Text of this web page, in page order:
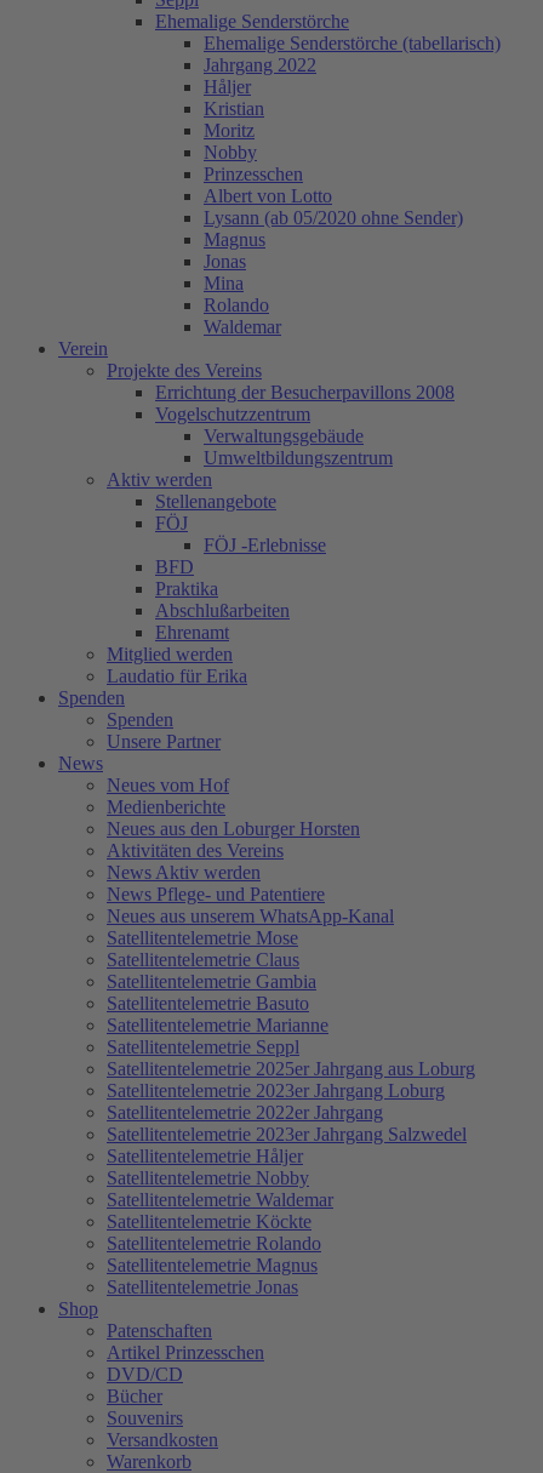
Ehemalige Senderstörche
Ehemalige Senderstörche (tabellarisch)
Jahrgang 2022
Håljer
Kristian
Moritz
Nobby
Prinzesschen
Albert von Lotto
Lysann (ab 05/2020 ohne Sender)
Magnus
Jonas
Mina
Rolando
Waldemar
Verein
Projekte des Vereins
Errichtung der Besucherpavillons 2008
Vogelschutzzentrum
Verwaltungsgebäude
Umweltbildungszentrum
Aktiv werden
Stellenangebote
FÖJ
FÖJ -Erlebnisse
BFD
Praktika
Abschlußarbeiten
Ehrenamt
Mitglied werden
Laudatio für Erika
Spenden
Spenden
Unsere Partner
News
Neues vom Hof
Medienberichte
Neues aus den Loburger Horsten
Aktivitäten des Vereins
News Aktiv werden
News Pflege- und Patentiere
Neues aus unserem WhatsApp-Kanal
Satellitentelemetrie Mose
Satellitentelemetrie Claus
Satellitentelemetrie Gambia
Satellitentelemetrie Basuto
Satellitentelemetrie Marianne
Satellitentelemetrie Seppl
Satellitentelemetrie 2025er Jahrgang aus Loburg
Satellitentelemetrie 2023er Jahrgang Loburg
Satellitentelemetrie 2022er Jahrgang
Satellitentelemetrie 2023er Jahrgang Salzwedel
Satellitentelemetrie Håljer
Satellitentelemetrie Nobby
Satellitentelemetrie Waldemar
Satellitentelemetrie Köckte
Satellitentelemetrie Rolando
Satellitentelemetrie Magnus
Satellitentelemetrie Jonas
Shop
Patenschaften
Artikel Prinzesschen
DVD/CD
Bücher
Souvenirs
Versandkosten
Warenkorb